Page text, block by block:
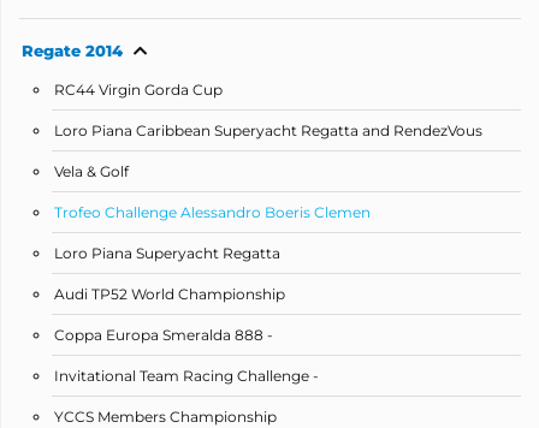
Regate 2014
RC44 Virgin Gorda Cup
Loro Piana Caribbean Superyacht Regatta and RendezVous
Vela & Golf
Trofeo Challenge Alessandro Boeris Clemen
Loro Piana Superyacht Regatta
Audi TP52 World Championship
Coppa Europa Smeralda 888 -
Invitational Team Racing Challenge -
YCCS Members Championship